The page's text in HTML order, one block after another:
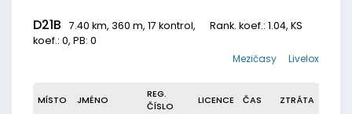
D21B 7.40 km, 360 m, 17 kontrol, Rank. koef.: 1.04, KS
koef.: 0, PB: 0
Livelox
Mezičasy
MÍSTO JMÉNO
REG.
ČÍSLO
LICENCE ČAS ZTRÁTA